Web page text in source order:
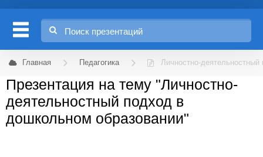
Главная Педагогика Личностно-
Презентация на тему "Личностно-
деятельностный подход в
дошкольном образовании"